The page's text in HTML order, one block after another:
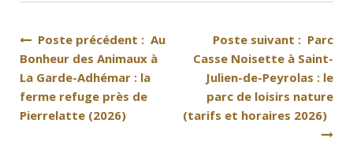
Navigation
de
l’article
Poste précédent : Au
Bonheur des Animaux à
La Garde-Adhémar : la
ferme refuge près de
Pierrelatte (2026)
Poste suivant : Parc
Casse Noisette à Saint-
Julien-de-Peyrolas : le
parc de loisirs nature
(tarifs et horaires 2026)